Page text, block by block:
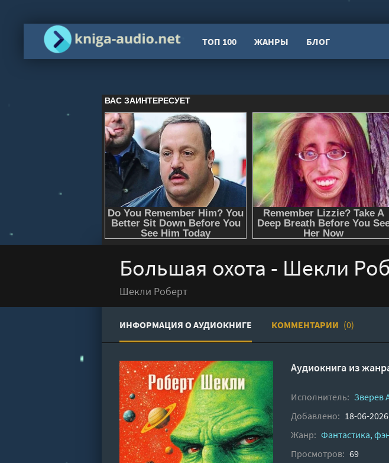
ТОП 100 ЖАНРЫ БЛОГ
Большая охота - Шекли
Шекли Роберт
ИНФОРМАЦИЯ О АУДИОКНИГЕ КОММЕНТАРИИ (0)
Аудиокнига из
Исполнитель: Зверев
Добавлено: 18-06-
Жанр: Фантастика,
Просмотров: 69